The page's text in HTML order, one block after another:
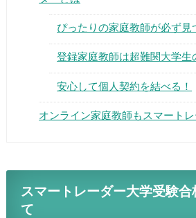
▶
ぴったりの家庭教師が必ず見
登録家庭教師は超難関大学生
安心して個人契約を結べる！
オンライン家庭教師もスマートレ
スマートレーダー大学受験
て